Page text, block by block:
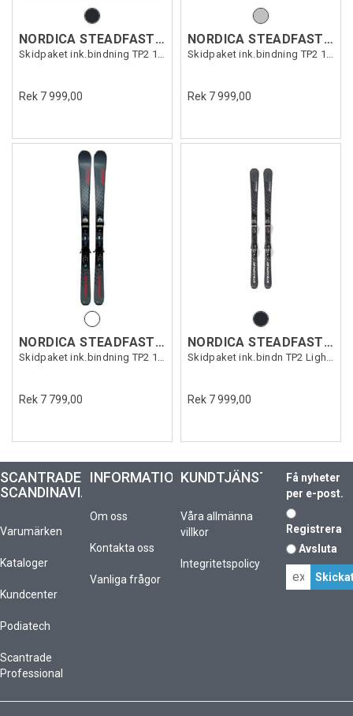
NORDICA STEADFAST 80 +TP2 10
Skidpaket ink.bindning TP2 10 (0C8020SA)
Rek 7 999,00
NORDICA STEADFAST 80 DC +TP2 11
Skidpaket ink.bindning TP2 11 (0C8018OB)
Rek 7 999,00
NORDICA STEADFAST HR +TP10
Rek 7 799,00
NORDICA STEADFAST 80 DC +TP11
Rek 7 999,00
SCANTRADE
SCANDINAVIA
Varumärken
Kataloger
Kundcenter
Podiatech
Scantrade
Professional
INFORMATION
Om oss
Kontakta oss
Vanliga frågor
KUNDTJÄNST
Våra allmänna
villkor
Integritetspolicy
Få nyheter
per e-post.
Registrera
Avsluta